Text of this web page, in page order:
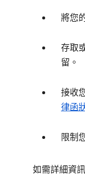
將您
存取
留。
接收
律函
限制
如需詳細資